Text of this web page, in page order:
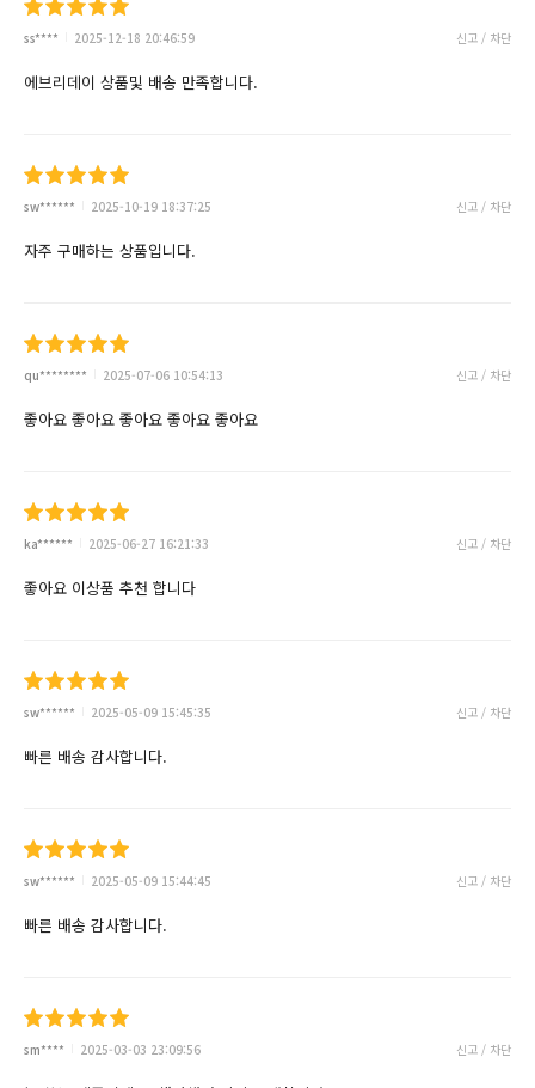
ss**** 2025-12-18 20:46:59 신고 / 차단
에브리데이 상품및 배송 만족합니다.
sw****** 2025-10-19 18:37:25 신고 / 차단
자주 구매하는 상품입니다.
qu******** 2025-07-06 10:54:13 신고 / 차단
좋아요 좋아요 좋아요 좋아요 좋아요
ka****** 2025-06-27 16:21:33 신고 / 차단
좋아요 이상품 추천 합니다
sw****** 2025-05-09 15:45:35 신고 / 차단
빠른 배송 감사합니다.
sw****** 2025-05-09 15:44:45 신고 / 차단
빠른 배송 감사합니다.
sm**** 2025-03-03 23:09:56 신고 / 차단